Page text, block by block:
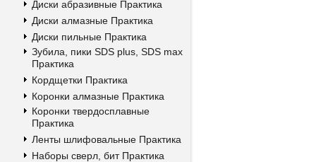
Диски абразивные Практика
Диски алмазные Практика
Диски пильные Практика
Зубила, пики SDS plus, SDS max
Практика
Кордщетки Практика
Коронки алмазные Практика
Коронки твердосплавные
Практика
Ленты шлифовальные Практика
Наборы сверл, бит Практика